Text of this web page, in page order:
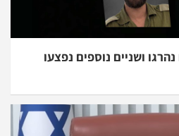
ושניים נוספים נפצעו